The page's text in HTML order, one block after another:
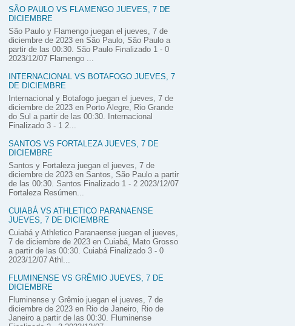
SÃO PAULO VS FLAMENGO JUEVES, 7 DE
DICIEMBRE
São Paulo y Flamengo juegan el jueves, 7 de
diciembre de 2023 en São Paulo, São Paulo a
partir de las 00:30. São Paulo Finalizado 1 - 0
2023/12/07 Flamengo ...
INTERNACIONAL VS BOTAFOGO JUEVES, 7
DE DICIEMBRE
Internacional y Botafogo juegan el jueves, 7 de
diciembre de 2023 en Porto Alegre, Rio Grande
do Sul a partir de las 00:30. Internacional
Finalizado 3 - 1 2...
SANTOS VS FORTALEZA JUEVES, 7 DE
DICIEMBRE
Santos y Fortaleza juegan el jueves, 7 de
diciembre de 2023 en Santos, São Paulo a partir
de las 00:30. Santos Finalizado 1 - 2 2023/12/07
Fortaleza Resúmen...
CUIABÁ VS ATHLETICO PARANAENSE
JUEVES, 7 DE DICIEMBRE
Cuiabá y Athletico Paranaense juegan el jueves,
7 de diciembre de 2023 en Cuiabá, Mato Grosso
a partir de las 00:30. Cuiabá Finalizado 3 - 0
2023/12/07 Athl...
FLUMINENSE VS GRÊMIO JUEVES, 7 DE
DICIEMBRE
Fluminense y Grêmio juegan el jueves, 7 de
diciembre de 2023 en Rio de Janeiro, Rio de
Janeiro a partir de las 00:30. Fluminense